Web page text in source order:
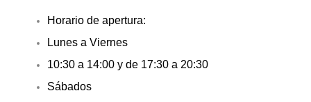
Horario de apertura:
Lunes a Viernes
10:30 a 14:00 y de 17:30 a 20:30
Sábados